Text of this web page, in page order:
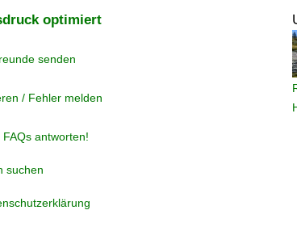
optimiert
senden
/ Fehler melden
antworten!
suchen